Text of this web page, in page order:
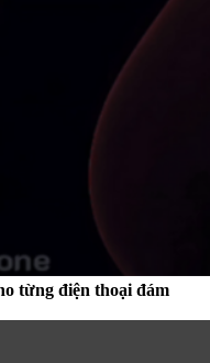
từng điện thoại đám